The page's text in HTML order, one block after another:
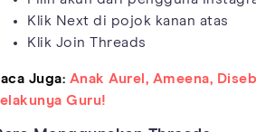
Klik Next di pojok kanan atas
Klik Join Threads
Juga: Anak Aurel, Ameena,
Guru!